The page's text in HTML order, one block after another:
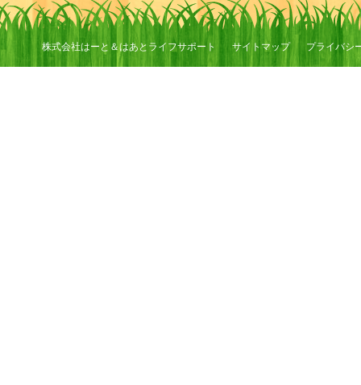
株式会社はーと＆はあとライフサポート サイトマップ プライバシ